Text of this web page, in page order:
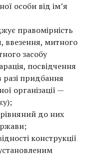
особи від ім’я
правомірність
ввезення, митного
засобу
посвідчення
разі придбання
організації —
до них
конструкції